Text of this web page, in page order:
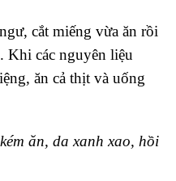
cắt miếng vừa ăn rồi
Khi các nguyên liệu
ăn cả thịt và uống
ăn, da xanh xao, hồi